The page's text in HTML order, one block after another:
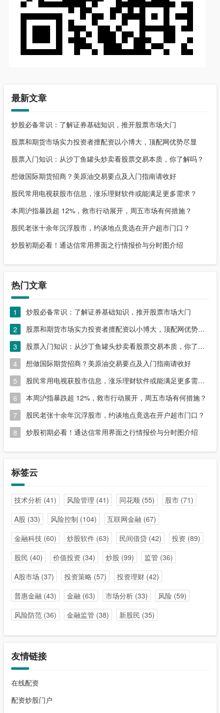
最新文章
炒股必备常识：了解证券基础知识，推开股票市场大门
股票和期货市场实力投资者擅配资以小博大，顶配网优势尽显
股票入门知识：从沙丁鱼罐头炒卖看股票交易本质，你了解吗？
想做国际期货招商？美原油交易要点及入门指南请收好
股民常用电视获股市信息，涨乐理财软件或能满足更多需求？
本周沪指暴跌超 12%，救市行动展开，周五市场有何措施？
股民老张十余年沉浮股市，约谈地点竟选在开户超市门口？
炒股初期必看！通达信常用界面之行情报价与分时图介绍
热门文章
1
炒股必备常识：了解证券基础知识，推开股票市场大门
2
股票和期货市场实力投资者擅配资以小博大，顶配网优势尽显
3
股票入门知识：从沙丁鱼罐头炒卖看股票交易本质，你了解吗？
4
想做国际期货招商？美原油交易要点及入门指南请收好
5
股民常用电视获股市信息，涨乐理财软件或能满足更多需求？
6
本周沪指暴跌超 12%，救市行动展开，周五市场有何措施？
7
股民老张十余年沉浮股市，约谈地点竟选在开户超市门口？
8
炒股初期必看！通达信常用界面之行情报价与分时图介绍
标签云
技术分析(41) 风险管理 (41) 同花顺(55) 股市(71)
A股 (33) 风险控制 (104) 互联网金融 (67)
金融科技(60) 炒股软件(63) 民间借贷(42) 投资 (89)
股民 (40) 价值投资 (34) 炒股 (99) 监管 (36)
A股市场 (37) 投资策略 (57) 投资理财(42)
普惠金融 (43) 金融 (63) 市场分析(33) 风险(59)
风险防范(36) 金融监管 (38) 新股民 (35)
友情链接
在线配资
配资炒股门户